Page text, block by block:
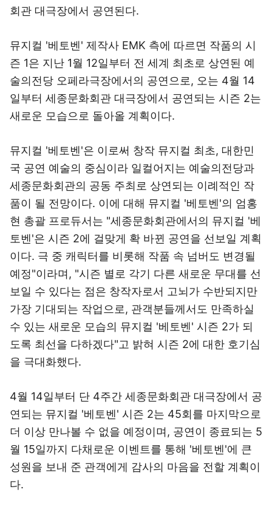
회관 대극장에서 공연된다.
뮤지컬 '베토벤' 제작사 EMK 측에 따르면 작품의 시
즌 1은 지난 1월 12일부터 전 세계 최초로 상연된 예
술의전당 오페라극장에서의 공연으로, 오는 4월 14
일부터 세종문화회관 대극장에서 공연되는 시즌 2는
새로운 모습으로 돌아올 계획이다.
뮤지컬 '베토벤'은 이로써 창작 뮤지컬 최초, 대한민
국 공연 예술의 중심이라 일컬어지는 예술의전당과
세종문화회관의 공동 주최로 상연되는 이례적인 작
품이 될 전망이다. 이에 대해 뮤지컬 '베토벤'의 엄홍
현 총괄 프로듀서는 "세종문화회관에서의 뮤지컬 '베
토벤'은 시즌 2에 걸맞게 확 바뀐 공연을 선보일 계획
이다. 극 중 캐릭터를 비롯해 작품 속 넘버도 변경될
예정"이라며, "시즌 별로 각기 다른 새로운 무대를 선
보일 수 있다는 점은 창작자로서 고뇌가 수반되지만
가장 기대되는 작업으로, 관객분들께서도 만족하실
수 있는 새로운 모습의 뮤지컬 '베토벤' 시즌 2가 되
도록 최선을 다하겠다"고 밝혀 시즌 2에 대한 호기심
을 극대화했다.
4월 14일부터 단 4주간 세종문화회관 대극장에서 공
연되는 뮤지컬 '베토벤' 시즌 2는 45회를 마지막으로
더 이상 만나볼 수 없을 예정이며, 공연이 종료되는 5
월 15일까지 다채로운 이벤트를 통해 '베토벤'에 큰
성원을 보내 준 관객에게 감사의 마음을 전할 계획이
다.